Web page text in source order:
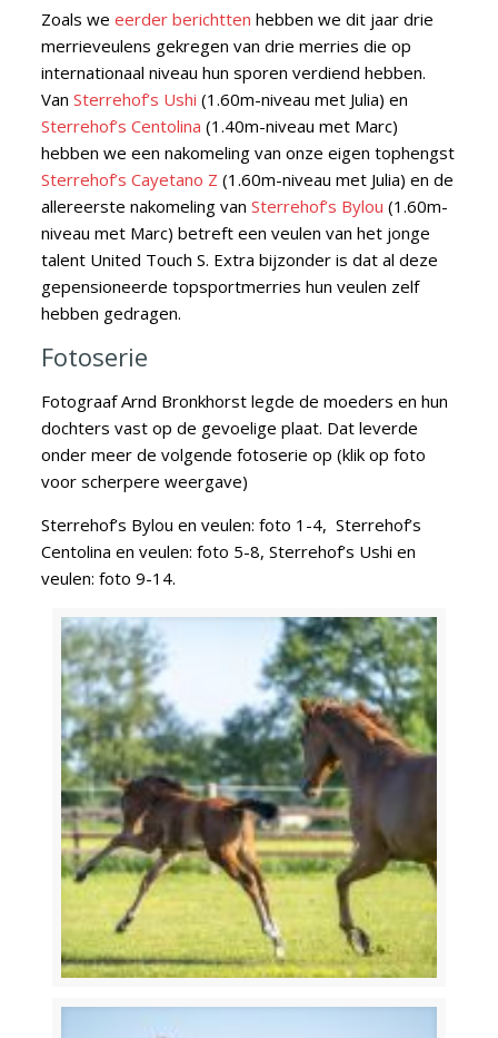
Zoals weeerder berichtten hebben we dit jaar drie
merrieveulens gekregen van drie merries die op
internationaal niveau hun sporen verdiend hebben.
VanSterrehof’s Ushi (1.60m-niveau met Julia) en
Sterrehof’s Centolina (1.40m-niveau met Marc)
hebben we een nakomeling van onze eigen tophengst
Sterrehof’s Cayetano Z (1.60m-niveau met Julia) en de
allereerste nakomeling vanSterrehof’s Bylou (1.60m-
niveau met Marc) betreft een veulen van het jonge
talent United Touch S. Extra bijzonder is dat al deze
gepensioneerde topsportmerries hun veulen zelf
hebben gedragen.
Fotoserie
Fotograaf Arnd Bronkhorst legde de moeders en hun
dochters vast op de gevoelige plaat. Dat leverde
onder meer de volgende fotoserie op (klik op foto
voor scherpere weergave)
Sterrehof’s Bylou en veulen: foto 1-4, Sterrehof’s
Centolina en veulen: foto 5-8, Sterrehof’s Ushi en
veulen: foto 9-14.